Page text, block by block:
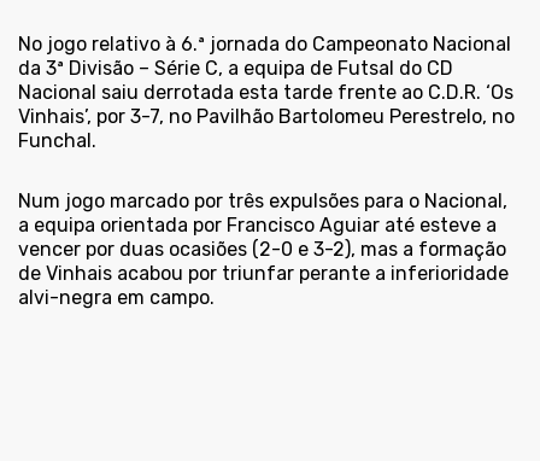
No jogo relativo à 6.ª jornada do Campeonato Nacional
da 3ª Divisão – Série C, a equipa de Futsal do CD
Nacional saiu derrotada esta tarde frente ao C.D.R. ‘Os
Vinhais’, por 3-7, no Pavilhão Bartolomeu Perestrelo, no
Funchal.
Num jogo marcado por três expulsões para o Nacional,
a equipa orientada por Francisco Aguiar até esteve a
vencer por duas ocasiões (2-0 e 3-2), mas a formação
de Vinhais acabou por triunfar perante a inferioridade
alvi-negra em campo.